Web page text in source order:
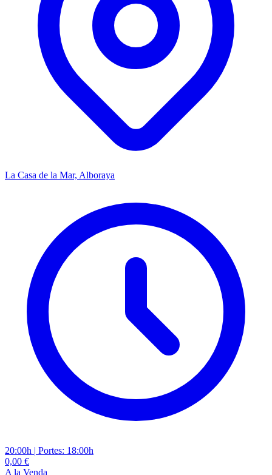
La Casa de la Mar, Alboraya
20:00h | Portes: 18:00h
0,00 €
A la Venda